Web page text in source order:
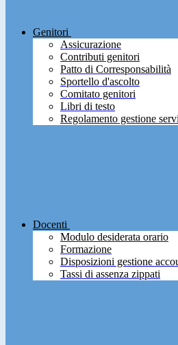
Genitori
Assicurazione
Contributi genitori
Patto di Corresponsabilità
Sportello d'ascolto
Comitato genitori
Libri di testo
Regolamento gestione
Docenti
Modulo desiderata orario
Formazione
Disposizioni gestione
Tassi di assenza zippati